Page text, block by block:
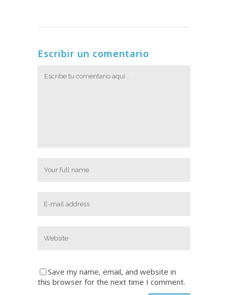
Escribir un comentario
Save my name, email, and website in
this browser for the next time I comment.